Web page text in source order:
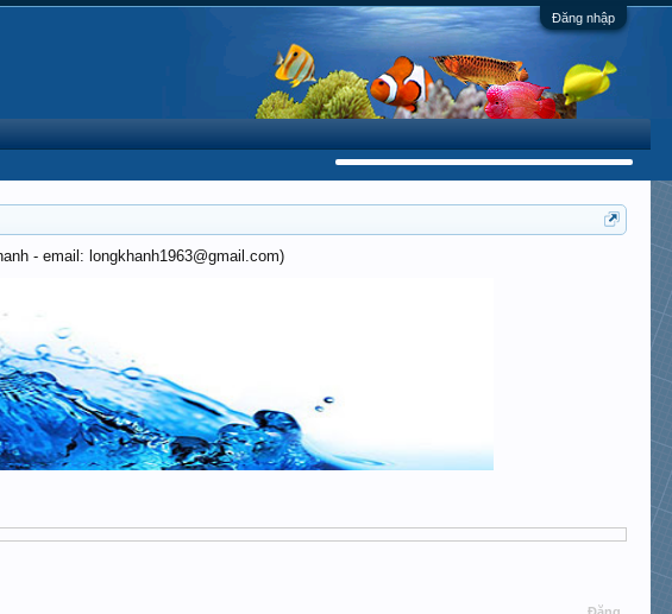
Đăng nhập
- email: longkhanh1963@gmail.com)